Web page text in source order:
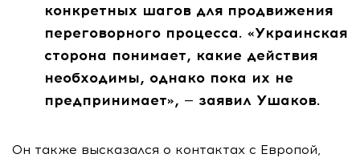
конкретных шагов для продвижения
переговорного процесса. «Украинская
сторона понимает, какие действия
необходимы, однако пока их не
предпринимает», — заявил Ушаков.
Он также высказался о контактах с Европой,